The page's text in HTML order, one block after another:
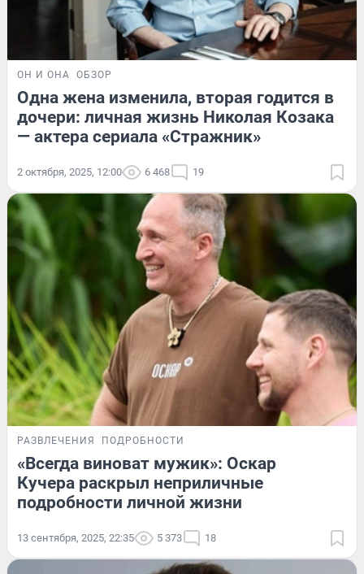
ОН И ОНА ОБЗОР
Одна жена изменила, вторая годится в
дочери: личная жизнь Николая Козака
— актера сериала «Стражник»
2 октября, 2025, 12:00 6 468 19
РАЗВЛЕЧЕНИЯ ПОДРОБНОСТИ
«Всегда виноват мужик»: Оскар
Кучера раскрыл неприличные
подробности личной жизни
13 сентября, 2025, 22:35 5 373 18